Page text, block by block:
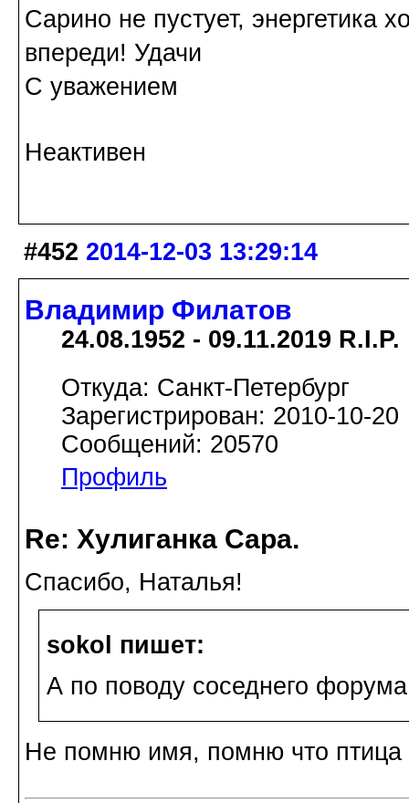
Сарино не пустует, энергетика
впереди! Удачи
С уважением
Неактивен
#452 2014-12-03 13:29:14
Владимир Филатов
24.08.1952 - 09.11.2019 R.I.P.
Откуда: Санкт-Петербург
Зарегистрирован: 2010-10-20
Сообщений: 20570
Профиль
Re: Хулиганка Сара.
Спасибо, Наталья!
sokol пишет:
А по поводу соседнего
Не помню имя, помню что птица